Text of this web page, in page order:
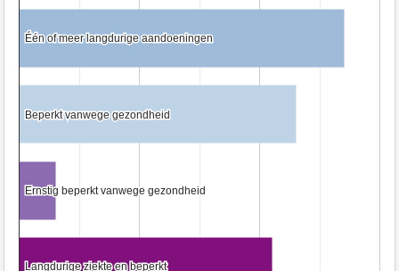
Één of meer langdurige aandoeningen
Één of meer langdurige aandoeningen
Beperkt vanwege gezondheid
Beperkt vanwege gezondheid
Ernstig beperkt vanwege gezondheid
Ernstig beperkt vanwege gezondheid
Langdurige ziekte en beperkt
Langdurige ziekte en beperkt